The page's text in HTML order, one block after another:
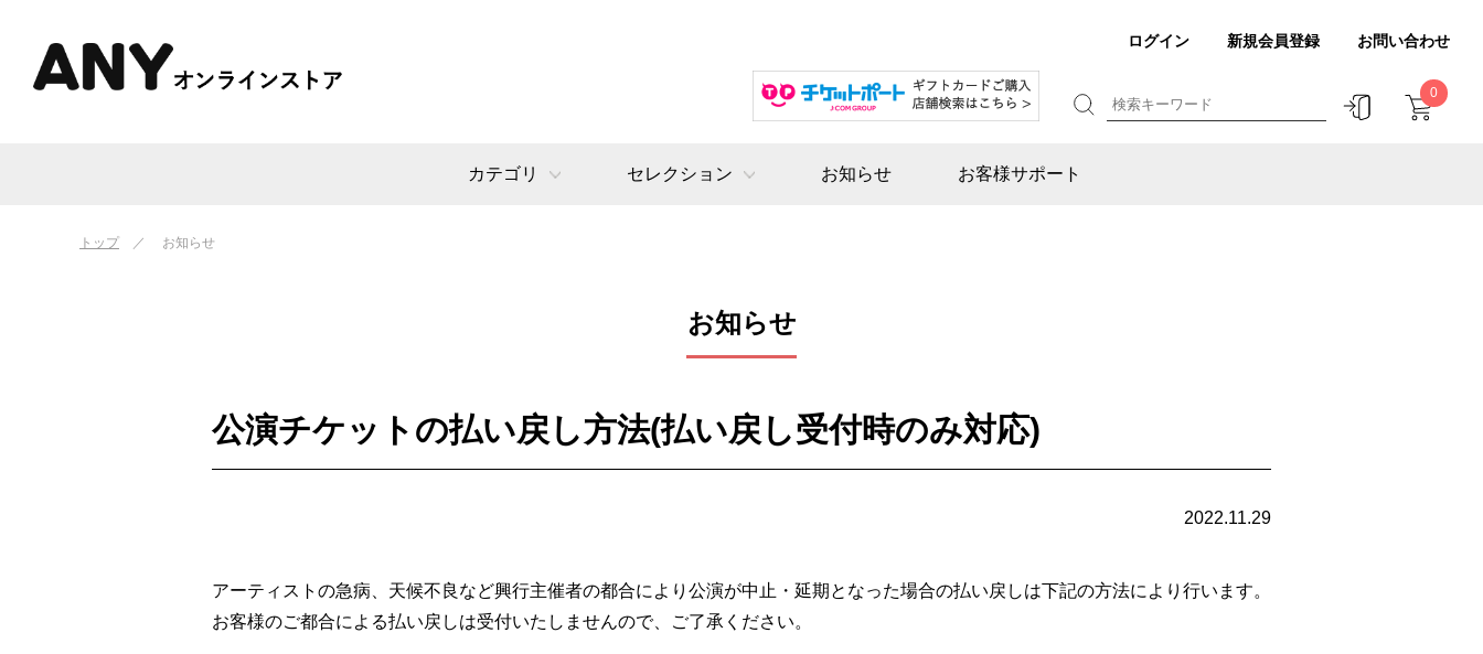
ログイン 新規会員登録 お問い合わせ
0
カテゴリ セレクション お知らせ お客様サポート
トップ お知らせ
お知らせ
公演チケットの払い戻し方法(払い戻し受付時のみ対応)
2022.11.29
アーティストの急病、天候不良など興行主催者の都合により公演が中止・延期となった場合の払い戻しは下記の方法により行います。
お客様のご都合による払い戻しは受付いたしませんので、ご了承ください。